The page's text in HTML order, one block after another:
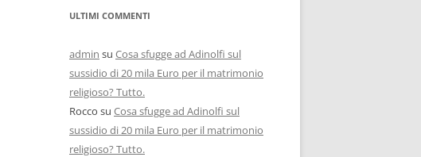
ULTIMI COMMENTI
admin su Cosa sfugge ad Adinolfi sul
sussidio di 20 mila Euro per il matrimonio
religioso? Tutto.
Rocco su Cosa sfugge ad Adinolfi sul
sussidio di 20 mila Euro per il matrimonio
religioso? Tutto.